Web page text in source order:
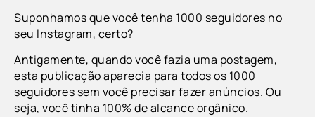
Suponhamos que você tenha 1000 seguidores no
seu Instagram, certo?
Antigamente, quando você fazia uma postagem,
esta publicação aparecia para todos os 1000
seguidores sem você precisar fazer anúncios. Ou
seja, você tinha 100% de alcance orgânico.